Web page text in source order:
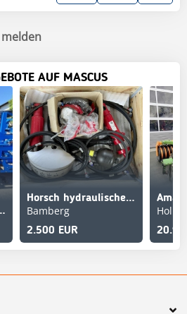
AUF MASCUS
10/400 KU
Horsch hydraulische Tiefenverstellung
Bamberg
2.500 EUR